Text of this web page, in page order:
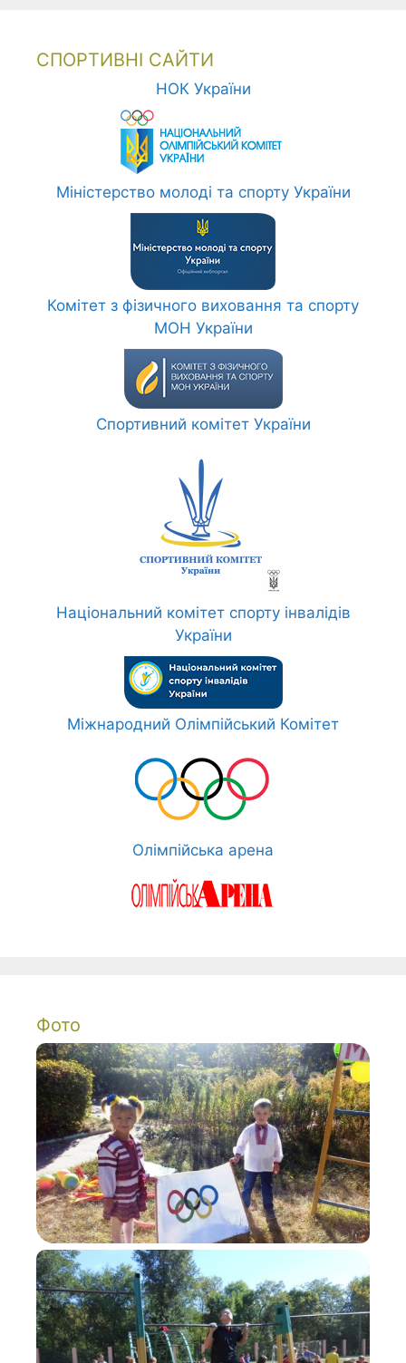
СПОРТИВНІ САЙТИ
НОК України
Міністерство молоді та спорту України
Комітет з фізичного виховання та спорту
МОН України
Спортивний комітет України
Національний комітет спорту інвалідів
України
Міжнародний Олімпійський Комітет
Олімпійська арена
Фото